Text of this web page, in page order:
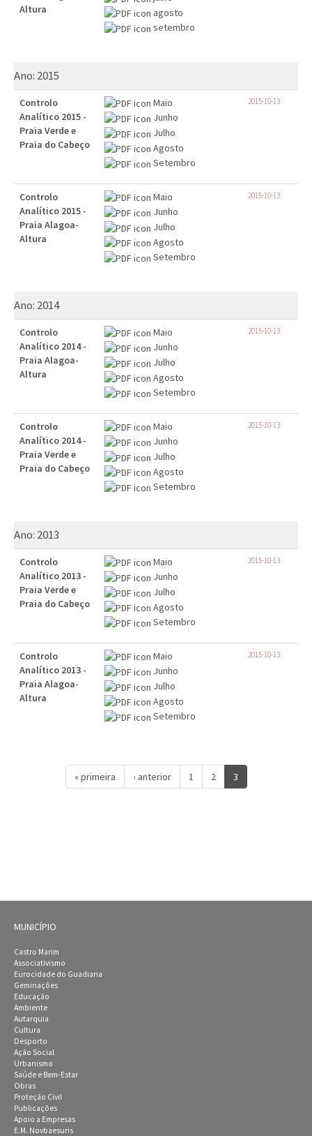
Altura
agosto
setembro
Ano: 2015
Controlo
Analítico 2015 -
Praia Verde e
Praia do Cabeço
Maio
Junho
Julho
Agosto
Setembro
2015-10-13
Controlo
Analítico 2015 -
Praia Alagoa-
Altura
Maio
Junho
Julho
Agosto
Setembro
2015-10-13
Ano: 2014
Controlo
Analítico 2014 -
Praia Alagoa-
Altura
Maio
Junho
Julho
Agosto
Setembro
2015-10-13
Controlo
Analítico 2014 -
Praia Verde e
Praia do Cabeço
Maio
Junho
Julho
Agosto
Setembro
2015-10-13
Ano: 2013
Controlo
Analítico 2013 -
Praia Verde e
Praia do Cabeço
Maio
Junho
Julho
Agosto
Setembro
2015-10-13
Controlo
Analítico 2013 -
Praia Alagoa-
Altura
Maio
Junho
Julho
Agosto
Setembro
2015-10-13
« primeira ‹ anterior 1 2 3
MUNICÍPIO
Castro Marim
Associativismo
Eurocidade do Guadiana
Geminações
Educação
Ambiente
Autarquia
Cultura
Desporto
Ação Social
Urbanismo
Saúde e Bem-Estar
Obras
Proteção Civil
Publicações
Apoio a Empresas
E.M. Novbaesuris